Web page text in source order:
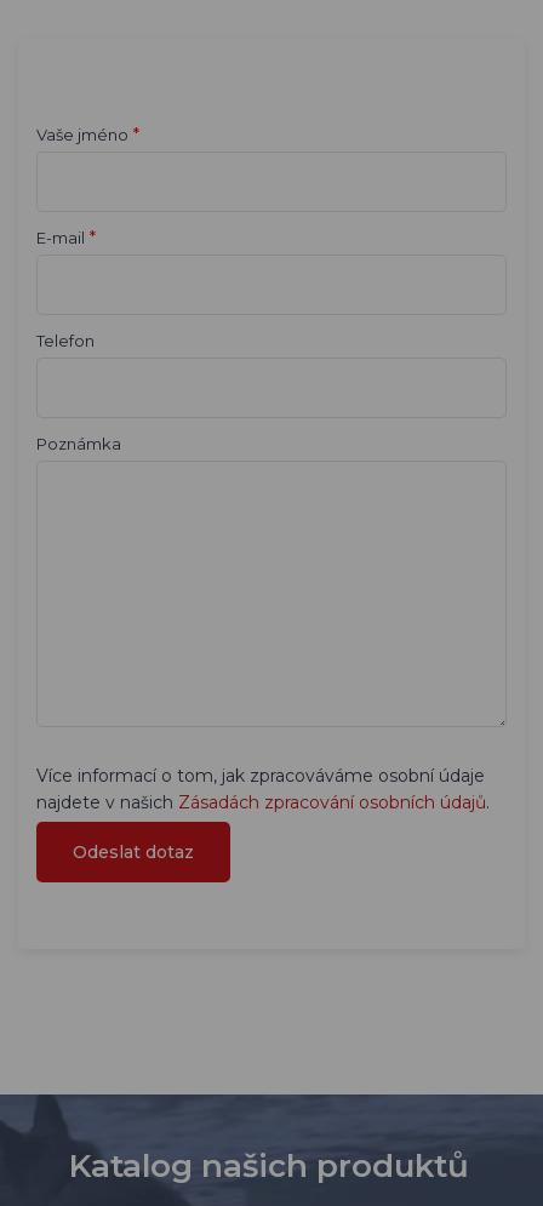
Vaše jméno *
E-mail *
Telefon
Poznámka
Více informací o tom, jak zpracováváme osobní údaje
najdete v našich Zásadách zpracování osobních údajů.
Katalog našich produktů